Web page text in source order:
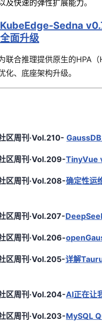
及快速的弹性扩展能力。
KubeEdge-Sedna
面升级
联合推理提供原生的HPA
化、底座架构升级。
区周刊·Vol.210-
区周刊·Vol.209-TinyVue
区周刊·Vol.208-确定性运
区周刊·Vol.207-
区周刊·Vol.206-
区周刊·Vol.205-详解
区周刊·Vol.204-AI正在让
区周刊·Vol.203-MySQL